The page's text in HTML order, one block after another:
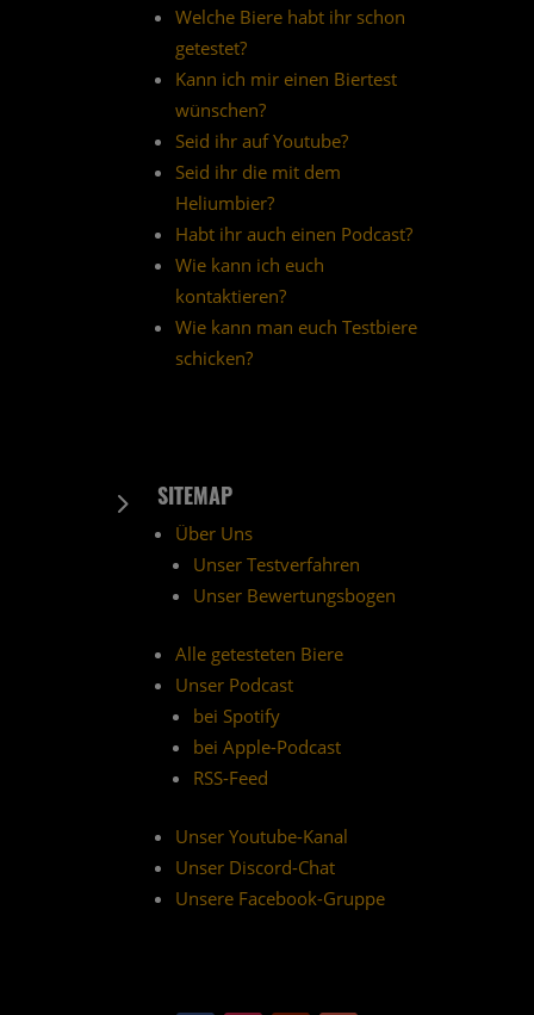
Welche Biere habt ihr schon
getestet?
Kann ich mir einen Biertest
wünschen?
Seid ihr auf Youtube?
Seid ihr die mit dem
Heliumbier?
Habt ihr auch einen Podcast?
Wie kann ich euch
kontaktieren?
Wie kann man euch Testbiere
schicken?
5 SITEMAP
Über Uns
Unser Testverfahren
Unser Bewertungsbogen
Alle getesteten Biere
Unser Podcast
bei Spotify
bei Apple-Podcast
RSS-Feed
Unser Youtube-Kanal
Unser Discord-Chat
Unsere Facebook-Gruppe